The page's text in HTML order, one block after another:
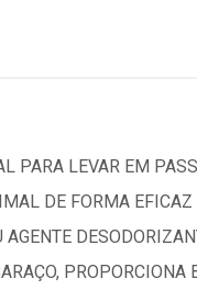
PARA LEVAR EM
DE FORMA